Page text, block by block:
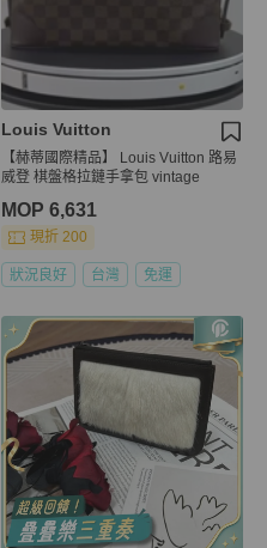
Louis Vuitton
【赫蒂國際精品】 Louis Vuitton 路易
威登 棋盤格拉鏈手拿包 vintage
MOP 6,631
現折 200
狀況良好 台灣 免運